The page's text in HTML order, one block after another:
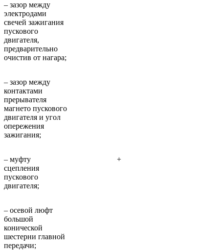
– зазор между
электродами
свечей зажигания
пускового
двигателя,
предварительно
очистив от нагара;
– зазор между
контактами
прерывателя
магнето пускового
двигателя и угол
опережения
зажигания;
– муфту
сцепления
пускового
двигателя;
+
– осевой люфт
большой
конической
шестерни главной
передачи;